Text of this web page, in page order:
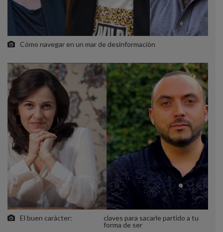
Cómo navegar en un mar de desinformación
El buen carácter:
claves para sacarle partido a tu
forma de ser